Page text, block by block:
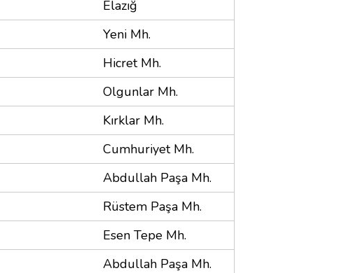
Elazığ
Yeni Mh.
Hicret Mh.
Olgunlar Mh.
Kırklar Mh.
Cumhuriyet Mh.
Abdullah Paşa Mh.
Rüstem Paşa Mh.
Esen Tepe Mh.
Abdullah Paşa Mh.